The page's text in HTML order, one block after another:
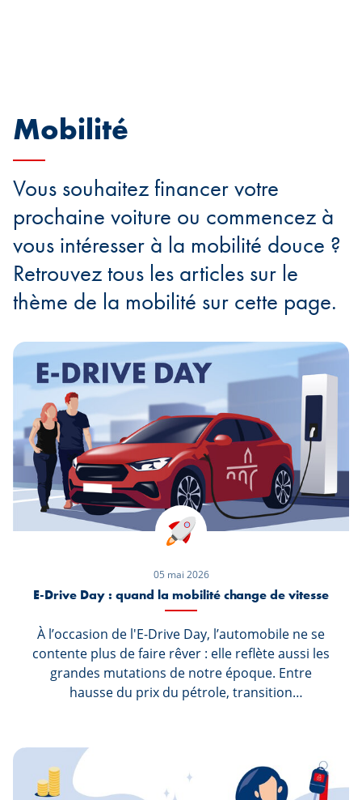
Mobilité
Vous souhaitez financer votre
prochaine voiture ou commencez à
vous intéresser à la mobilité douce ?
Retrouvez tous les articles sur le
thème de la mobilité sur cette page.
05 mai 2026
E-Drive Day : quand la mobilité change de vitesse
À l’occasion de l'E-Drive Day, l’automobile ne se
contente plus de faire rêver : elle reflète aussi les
grandes mutations de notre époque. Entre
hausse du prix du pétrole, transition
les chiffres parlent d’eux-mêmes : le véhicule
électrique s’impose désormais comme un choix
de plus en plus évident, notamment en leasing.